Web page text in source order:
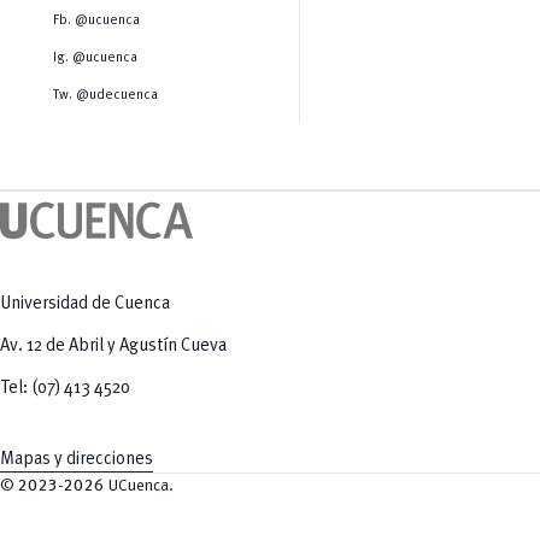
Tecnologías
Radio Universitaria
Sostenibilidad
Fb. @ucuenca
Ig. @ucuenca
Tw. @udecuenca
Universidad de Cuenca
Av. 12 de Abril y Agustín Cueva
Tel: (07) 413 4520
Mapas y direcciones
© 2023-2026 UCuenca.